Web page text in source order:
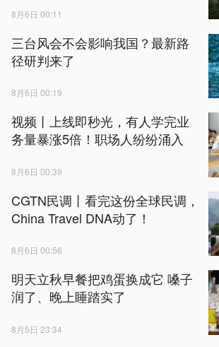
8月6日 00:11
三台风会不会影响我国？最新路
径研判来了
8月6日 00:19
视频丨上线即秒光，有人学完业
务量暴涨5倍！职场人纷纷涌入
8月6日 00:39
CGTN民调丨看完这份全球民调，
China Travel DNA动了！
8月6日 00:56
明天立秋早餐把鸡蛋换成它 嗓子
润了、晚上睡踏实了
8月5日 23:34